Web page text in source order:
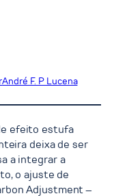
André F. P Lucena
efeito estufa
deixa de ser
a integrar a
o ajuste de
Adjustment –